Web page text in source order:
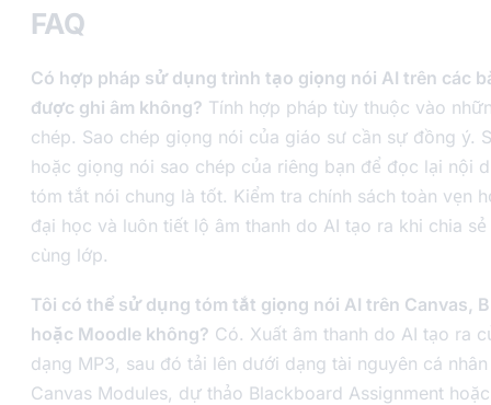
FAQ
Có hợp pháp sử dụng trình tạo giọng nói AI trên các
được ghi âm không? Tính hợp pháp tùy thuộc vào
chép. Sao chép giọng nói của giáo sư cần sự đồng ý.
hoặc giọng nói sao chép của riêng bạn để đọc lại nội
tóm tắt nói chung là tốt. Kiểm tra chính sách toàn vẹn
đại học và luôn tiết lộ âm thanh do AI tạo ra khi chia
cùng lớp.
Tôi có thể sử dụng tóm tắt giọng nói AI trên Canvas,
hoặc Moodle không? Có. Xuất âm thanh do AI tạo ra
dạng MP3, sau đó tải lên dưới dạng tài nguyên cá
Canvas Modules, dự thảo Blackboard Assignment